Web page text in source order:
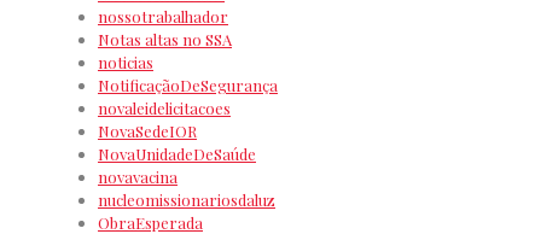
nossotrabalhador
Notas altas no SSA
noticias
NotificaçãoDeSegurança
novaleidelicitacoes
NovaSedeIOR
NovaUnidadeDeSaúde
novavacina
nucleomissionariosdaluz
ObraEsperada